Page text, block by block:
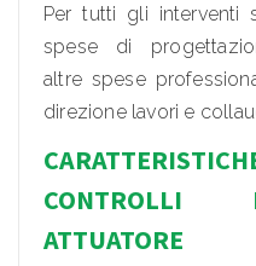
Per tutti gli interventi
spese di
altre spese
direzione lavori e
CONTROLLI
ATTUATORE